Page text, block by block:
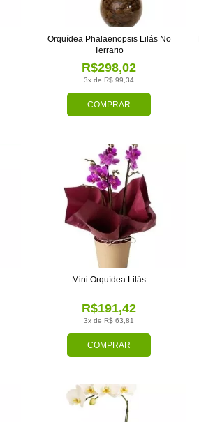
COMPRAR
3x de R$ 99,34
R$298,02
Orquídea Phalaenopsis Lilás No
Terrario
COMPRAR
3x de R$ 63,81
R$191,42
Mini Orquídea Lilás